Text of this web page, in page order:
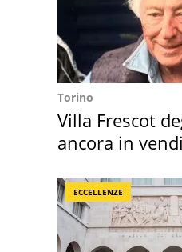
Torino
Villa Frescot
ancora in
ECCELLENZE